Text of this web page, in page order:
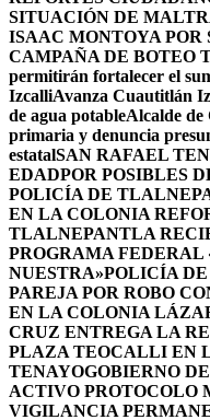
SITUACIÓN DE
ISAAC MONTOYA POR
CAMPAÑA DE BOTEO
permitirán fortalecer el
IzcalliAvanza Cuautitlán
de agua potableAlcalde de
primaria y denuncia
estatalSAN RAFAEL
EDADPOR POSIBLES
POLICÍA DE
EN LA COLONIA
TLALNEPANTLA
PROGRAMA FEDERAL
NUESTRA»POLICÍA
PAREJA POR ROBO
EN LA COLONIA
CRUZ ENTREGA LA
PLAZA TEOCALLI EN
TENAYOGOBIERNO
ACTIVO PROTOCOLO
VIGILANCIA